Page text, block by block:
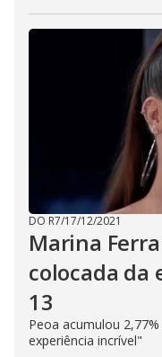
DO R7/17/12/2021
Marina
colocada da
13
Peoa acumulou
experiência incrível"